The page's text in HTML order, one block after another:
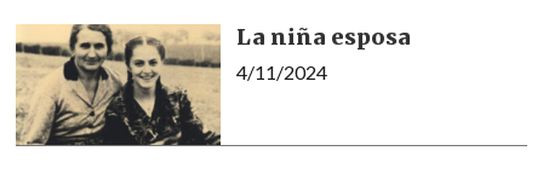
La niña esposa
4/11/2024